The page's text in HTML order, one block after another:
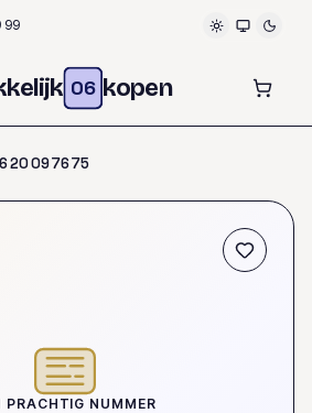
99
06 kopen
20097675
PRACHTIG NUMMER